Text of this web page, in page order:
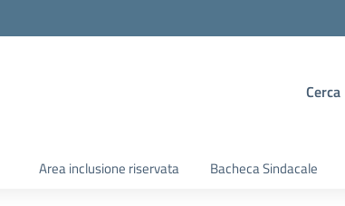
Cerca
Area inclusione riservata Bacheca Sindacale